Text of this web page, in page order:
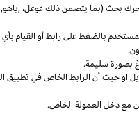
بحث (بما يتضمن ذلكغوغل،,ياهو,
بالضغط على رابط أو القيام
بصورة سليمة.
او حيثأن الرابط الخاص في تطبيق
مع دخل العمولة الخاص.